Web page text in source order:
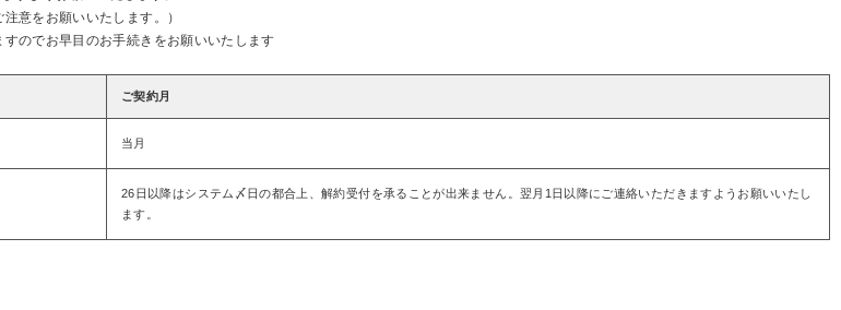
意をお願いいたします。）
のでお早目のお手続きをお願いいたします
ご契約月
当月
26日以降はシステム〆日の都合上、解約受付を承ることが出来ません。翌月1日以降にご連絡いただきますようお願いいたし
ます。